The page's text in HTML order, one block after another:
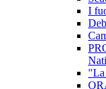
I
"La